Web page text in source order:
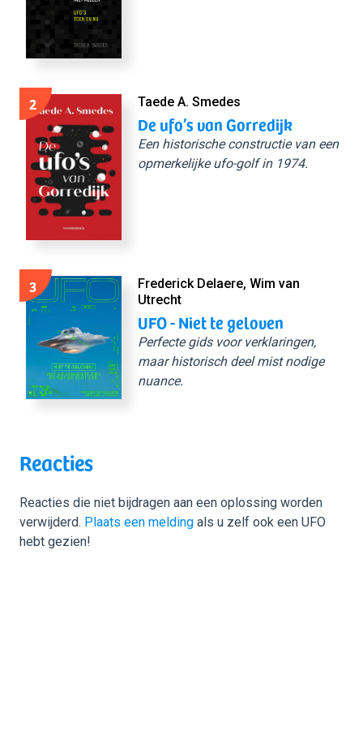
2 Taede A. Smedes
De ufo’s van Gorredijk
Een historische constructie van een
opmerkelijke ufo-golf in 1974.
3
Frederick Delaere, Wim van
Utrecht
UFO - Niet te geloven
Perfecte gids voor verklaringen,
maar historisch deel mist nodige
nuance.
Reacties
Reacties die niet bijdragen aan een oplossing worden
verwijderd. Plaats een melding als u zelf ook een UFO
hebt gezien!